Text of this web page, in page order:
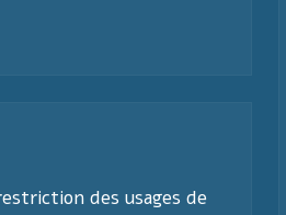
des usages de